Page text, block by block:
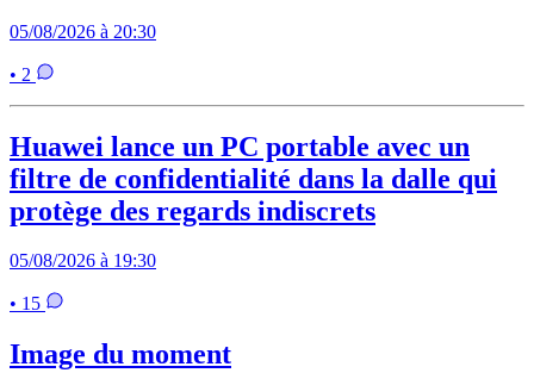
05/08/2026 à 20:30
• 2
Huawei lance un PC portable avec un
filtre de confidentialité dans la dalle qui
protège des regards indiscrets
05/08/2026 à 19:30
• 15
Image du moment